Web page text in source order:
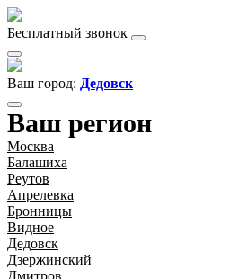
Бесплатный звонок
Ваш город: Дедовск
Ваш регион
Москва
Балашиха
Реутов
Апрелевка
Бронницы
Видное
Дедовск
Дзержинский
Дмитров